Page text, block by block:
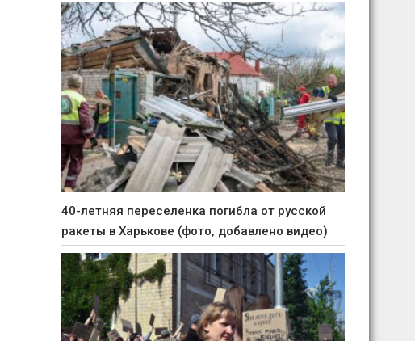
40-летняя переселенка погибла от русской
ракеты в Харькове (фото, добавлено видео)